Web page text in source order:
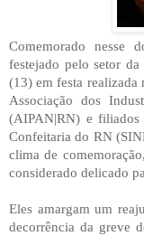
Comemorado nesse
festejado pelo setor
(13) em festa realizada
Associação dos
(AIPAN|RN) e filiados
Confeitaria do RN
clima de
considerado delicado
Eles amargam um
decorrência da greve